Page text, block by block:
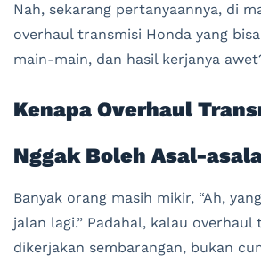
Nah, sekarang pertanyaannya, di
overhaul transmisi Honda yang
main-main, dan hasil kerjanya
Kenapa Overhaul
Nggak Boleh Asal-
Banyak orang masih mikir, “Ah,
jalan lagi.” Padahal, kalau overhaul
dikerjakan sembarangan, bukan